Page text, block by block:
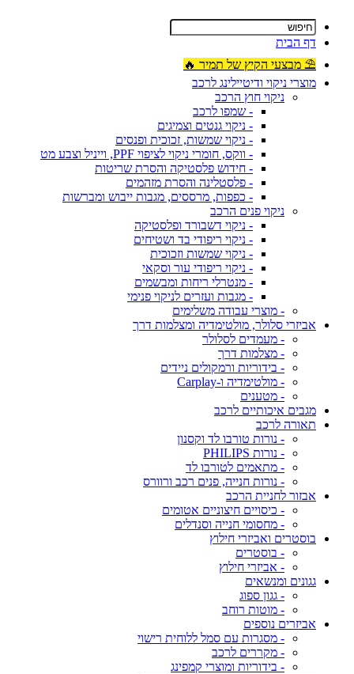
דף הבית
⛱ מבצעי הקיץ של תמיר 🔥
מוצרי ניקוי ודיטיילינג לרכב
ניקוי חוץ הרכב
- שמפו לרכב
- ניקוי גנטים וצמיגים
- ניקוי שמשות, זכוכית ופנסים
- ווקס, חומרי ניקוי לציפוי PPF, וייניל וצבע מט
- חידוש פלסטיקה והסרת שריטות
- פלסטלינה והסרת מזהמים
- כפפות, מרססים, מגבות ייבוש ומברשות
ניקוי פנים הרכב
- ניקוי דשבורד ופלסטיקה
- ניקוי ריפודי בד ושטיחים
- ניקוי שמשות וזכוכית
- ניקוי ריפודי עור וסקאי
- מנטרלי ריחות ומבשמים
- מגבות ועזרים לניקוי פנימי
- מוצרי עבודה משלימים
אביזרי סלולר, מולטימדיה ומצלמות דרך
- מעמדים לסלולר
- מצלמות דרך
- בידוריות ורמקולים ניידים
- מולטימדיה ו-Carplay
- מטענים
מגבים איכותיים לרכב
תאורה לרכב
- נורות טורבו לד וקסנון
- נורות PHILIPS
- מתאמים לטורבו לד
- נורות חנייה, פנים רכב ורוורס
אבזור לחניית הרכב
- כיסויים חיצוניים אטומים
- מחסומי חנייה וסנדלים
בוסטרים ואביזרי חילוץ
- בוסטרים
- אביזרי חילוץ
גגונים ומנשאים
- גגון ספוג
- מוטות רוחב
אביזרים נוספים
- מסגרות עם סמל ללוחית רישוי
- מקררים לרכב
- בידוריות ומוצרי קמפינג